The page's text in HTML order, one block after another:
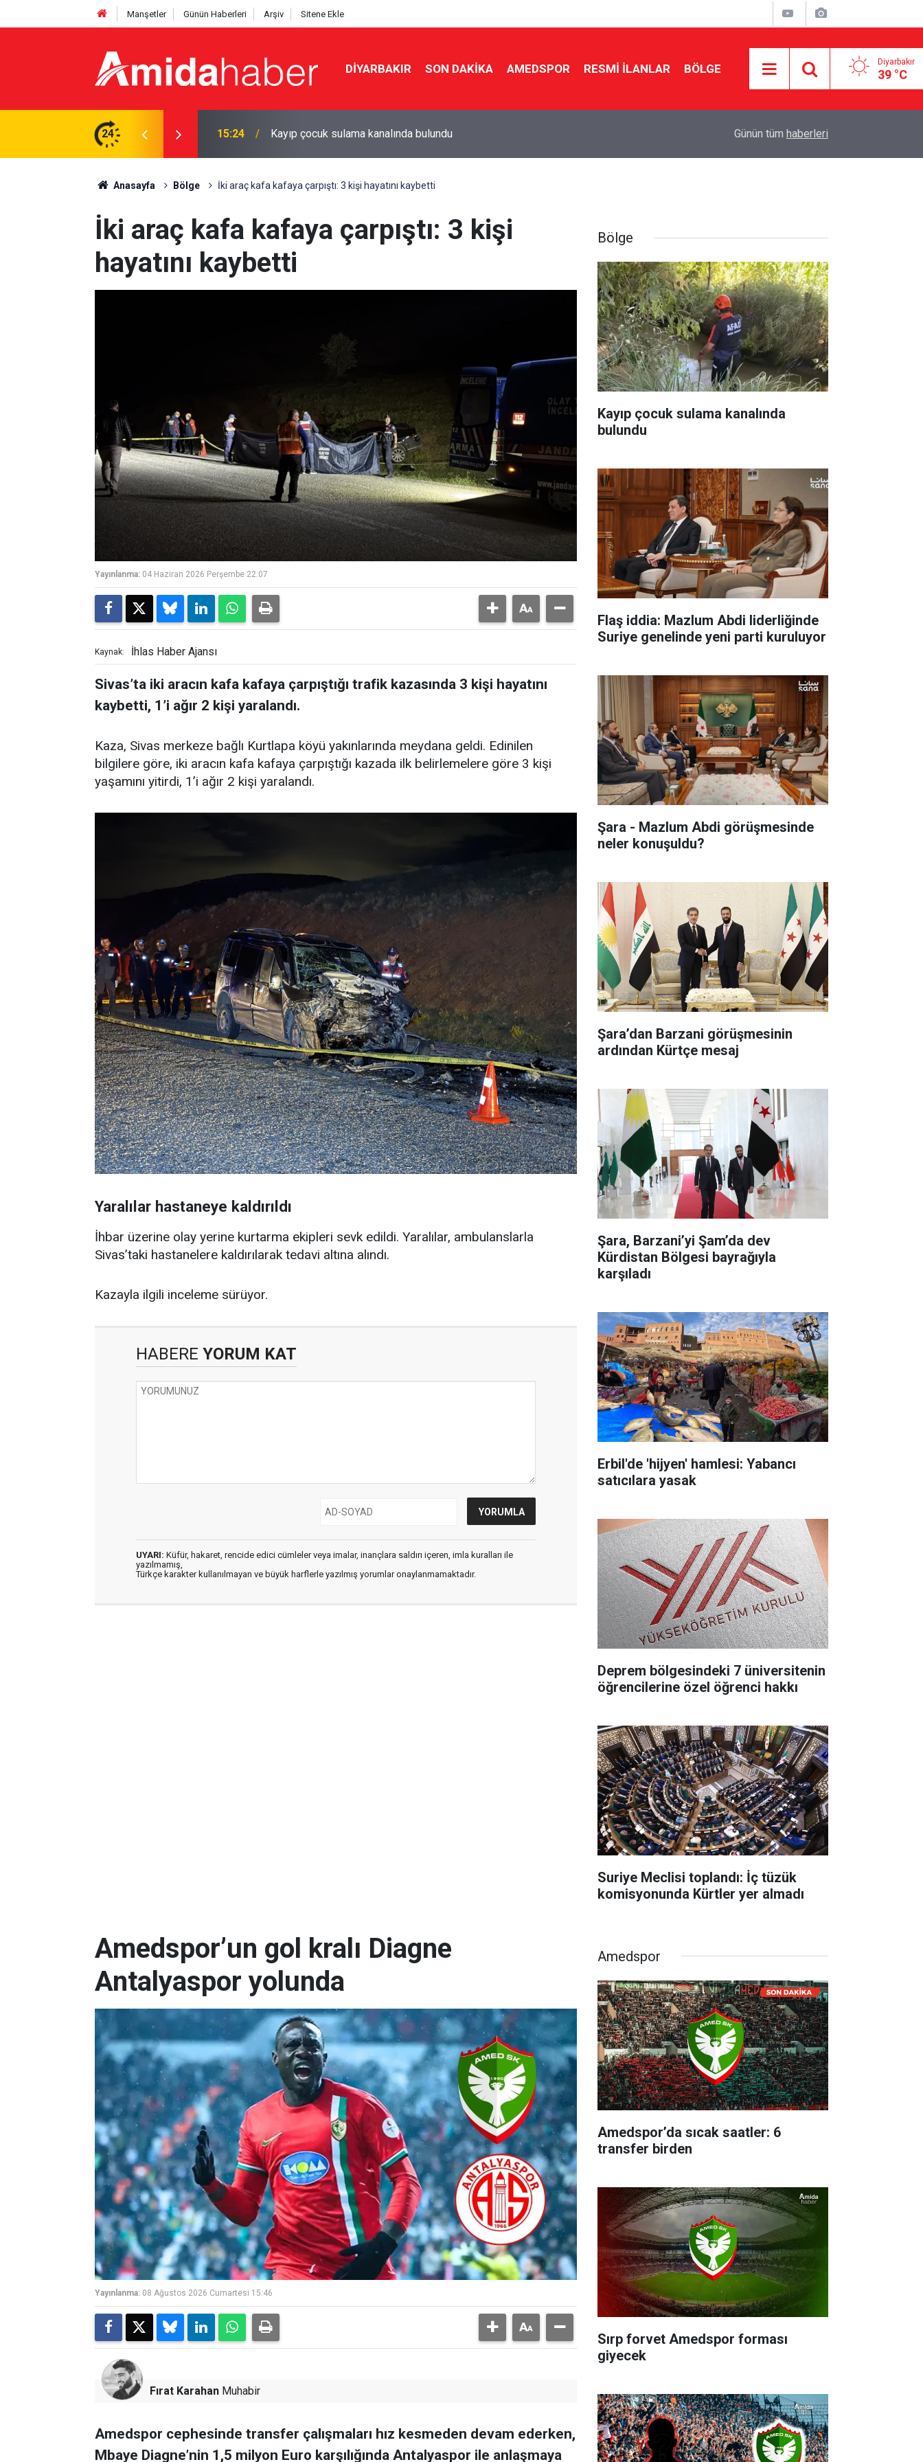
Manşetler Günün Haberleri Arşiv Sitene Ekle
DIYARBAKIR SON DAKIKA AMEDSPOR RESMI İLANLAR BÖLGE Diyarbakır
39 °C
24 15:21 Kayapınar Belediyesi’nden çıkarılan 22 işçi yargıya başvuracak Amedspor’da sıcak saatler: 6 transfer birden
Günün tüm haberleri
Anasayfa Bölge İki araç kafa kafaya çarpıştı: 3 kişi hayatını kaybetti
İki araç kafa kafaya çarpıştı: 3 kişi
hayatını kaybetti
Yayınlanma: 04 Haziran 2026 Perşembe 22:07
Kaynak: İhlas Haber Ajansı
Sivas’ta iki aracın kafa kafaya çarpıştığı trafik kazasında 3 kişi hayatını
kaybetti, 1’i ağır 2 kişi yaralandı.
Kaza, Sivas merkeze bağlı Kurtlapa köyü yakınlarında meydana geldi. Edinilen
bilgilere göre, iki aracın kafa kafaya çarpıştığı kazada ilk belirlemelere göre 3 kişi
yaşamını yitirdi, 1’i ağır 2 kişi yaralandı.
Yaralılar hastaneye kaldırıldı
İhbar üzerine olay yerine kurtarma ekipleri sevk edildi. Yaralılar, ambulanslarla
Sivas’taki hastanelere kaldırılarak tedavi altına alındı.
Kazayla ilgili inceleme sürüyor.
HABERE YORUM KAT
UYARI: Küfür, hakaret, rencide edici cümleler veya imalar, inançlara saldırı içeren, imla kuralları ile
yazılmamış,
Türkçe karakter kullanılmayan ve büyük harflerle yazılmış yorumlar onaylanmamaktadır.
Bölge
Kayıp çocuk sulama kanalında
bulundu
Flaş iddia: Mazlum Abdi liderliğinde
Suriye genelinde yeni parti kuruluyor
Şara - Mazlum Abdi görüşmesinde
neler konuşuldu?
Şara’dan Barzani görüşmesinin
ardından Kürtçe mesaj
Şara, Barzani’yi Şam’da dev
Kürdistan Bölgesi bayrağıyla
karşıladı
Erbil'de 'hijyen' hamlesi: Yabancı
satıcılara yasak
Deprem bölgesindeki 7 üniversitenin
öğrencilerine özel öğrenci hakkı
Suriye Meclisi toplandı: İç tüzük
komisyonunda Kürtler yer almadı
Amedspor’un gol kralı Diagne
Antalyaspor yolunda
Yayınlanma: 08 Ağustos 2026 Cumartesi 15:46
Fırat Karahan Muhabir
Amedspor cephesinde transfer çalışmaları hız kesmeden devam ederken,
Mbaye Diagne’nin 1,5 milyon Euro karşılığında Antalyaspor ile anlaşmaya
Amedspor
Amedspor’da sıcak saatler: 6
transfer birden
Sırp forvet Amedspor forması
giyecek